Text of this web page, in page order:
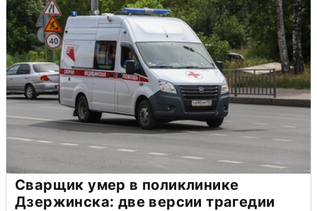
Сварщик умер в поликлинике
Дзержинска: две версии трагедии